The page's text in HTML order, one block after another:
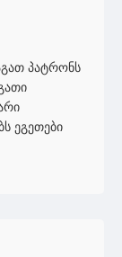
პატრონს
ეგეთები